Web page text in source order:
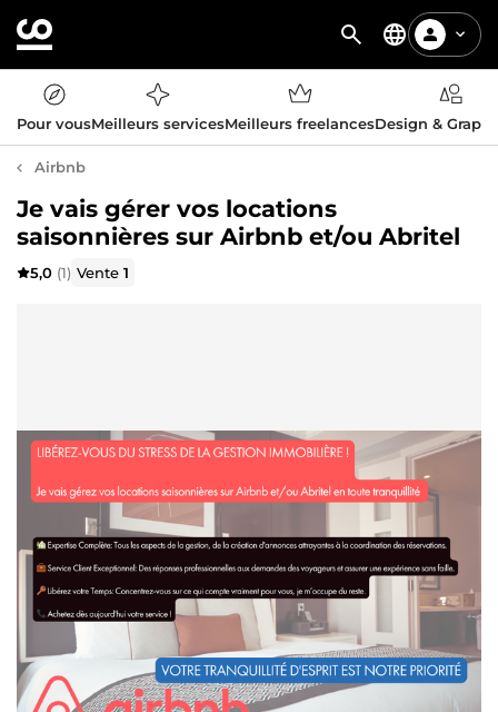
Pour vousMeilleurs servicesMeilleurs freelancesDesign &
Airbnb
Je vais gérer vos locations
saisonnières sur Airbnb et/ou Abritel
5,0 (1) Vente1